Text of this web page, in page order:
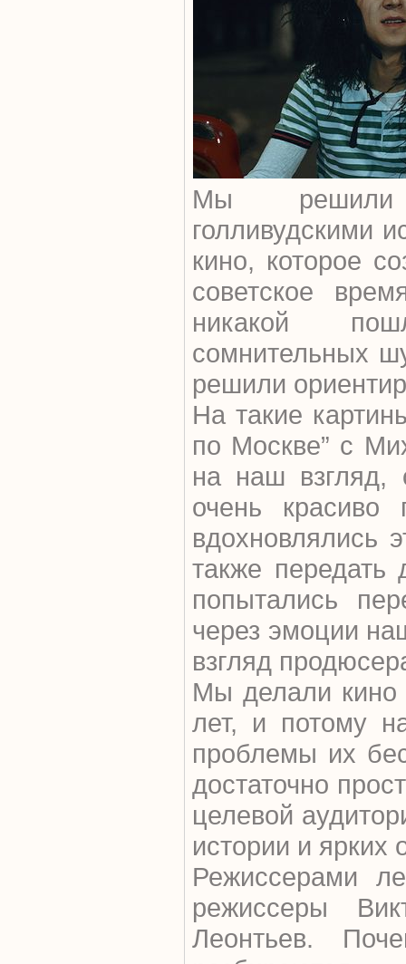
Мы решили
голливудскими
кино, которое
советское
никакой
сомнительных
решили
На такие
по Москве” с
на наш взгляд,
очень
вдохновлялись
также
попытались
через эмоции
взгляд
Мы делали
лет, и потому
проблемы их
достаточно
целевой
истории и ярких
Режиссерами
режиссеры
Леонтьев.